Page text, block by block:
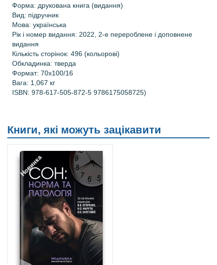
Форма: друкована книга (видання)
Вид: підручник
Мова: українська
Рік і номер видання: 2022, 2-е перероблене і доповнене
видання
Кількість сторінок: 496 (кольорові)
Обкладинка: тверда
Формат: 70х100/16
Вага: 1,067 кг
ISBN: 978-617-505-872-5 9786175058725)
Книги, які можуть зацікавити
Новинка